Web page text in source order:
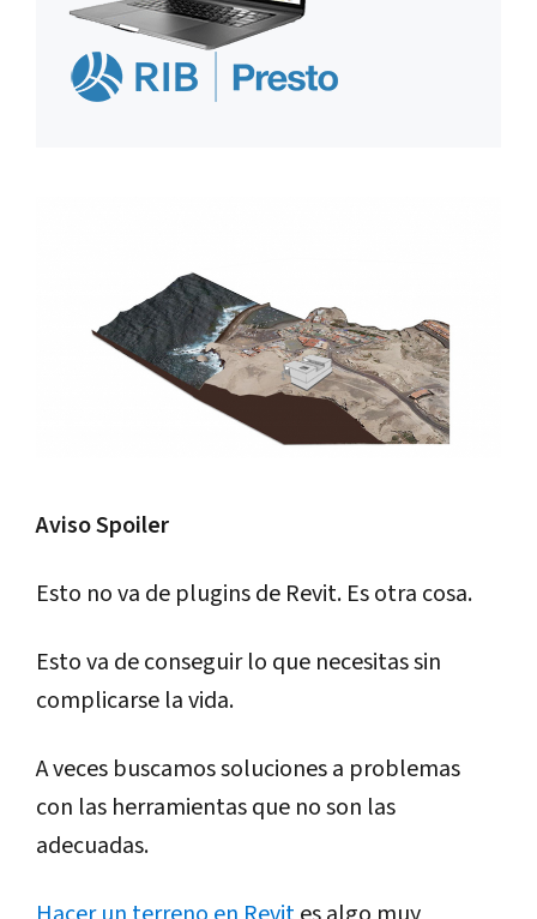
Aviso Spoiler
Esto no va de plugins de Revit. Es otra cosa.
Esto va de conseguir lo que necesitas sin
complicarse la vida.
A veces buscamos soluciones a problemas
con las herramientas que no son las
adecuadas.